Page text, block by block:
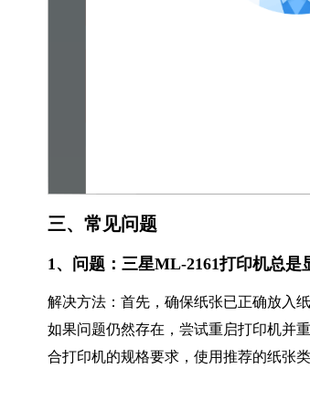
三、常见问题
1、问题：三星ML-2161打印机总是
解决方法：首先，确保纸张已正确放入
如果问题仍然存在，尝试重启打印机并
合打印机的规格要求，使用推荐的纸张类